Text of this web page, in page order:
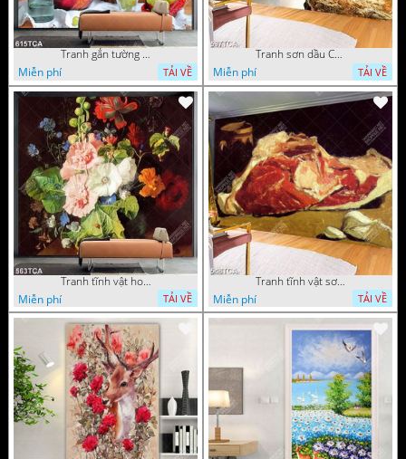
Tranh gắn tường hoa quả nghệ thuật
Miễn phí
TẢI VỀ
Tranh sơn dầu Châu Âu phong cảnh ngôi làng bên dòng sông
Miễn phí
TẢI VỀ
Tranh tĩnh vật hoa quả decor phòng khách in uv
Miễn phí
TẢI VỀ
Tranh tĩnh vật sơn dầu nước ngoài trang trí phòng bếp
Miễn phí
TẢI VỀ